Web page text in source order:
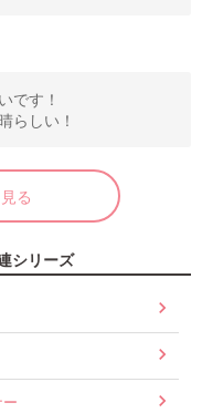
です！
らしい！
る
シリーズ